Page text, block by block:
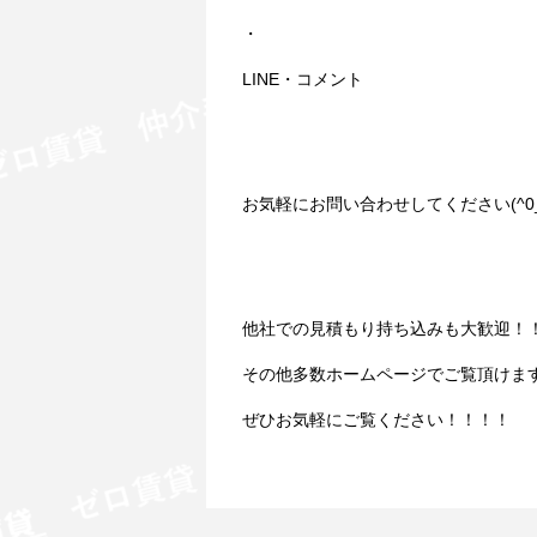
・
LINE・コメント
お気軽にお問い合わせしてください
他社での見積もり持ち込みも大歓迎！！
その他多数ホームページでご覧頂けま
ぜひお気軽にご覧ください！！！！